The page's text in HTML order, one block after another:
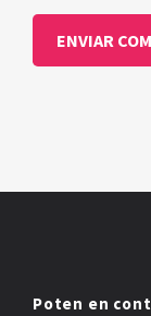
Poten en